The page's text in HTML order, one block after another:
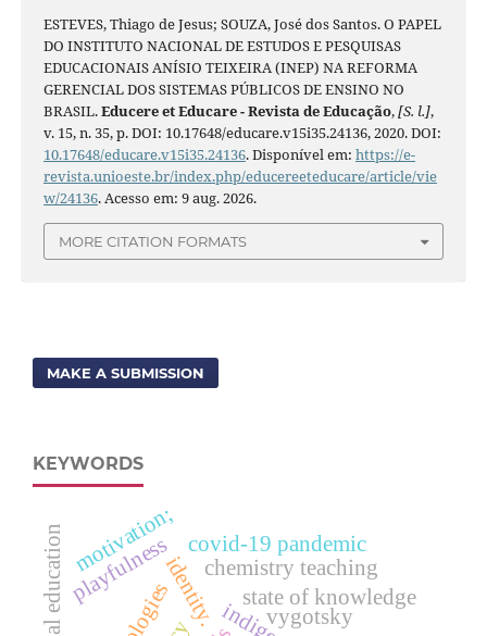
ESTEVES, Thiago de Jesus; SOUZA, José dos Santos. O PAPEL
DO INSTITUTO NACIONAL DE ESTUDOS E PESQUISAS
EDUCACIONAIS ANÍSIO TEIXEIRA (INEP) NA REFORMA
GERENCIAL DOS SISTEMAS PÚBLICOS DE ENSINO NO
BRASIL.Educere et Educare - Revista de Educação,[S. l.],
v. 15, n. 35, p. DOI: 10.17648/educare.v15i35.24136, 2020. DOI:
10.17648/educare.v15i35.24136. Disponível em: https://e-
revista.unioeste.br/index.php/educereeteducare/article/vie
w/24136. Acesso em: 9 aug. 2026.
MORE CITATION FORMATS
MAKE A SUBMISSION
KEYWORDS
identity. state of knowledge
chemistry teaching
vygotsky
covid-19 pandemic
playfulness
special education motivation;